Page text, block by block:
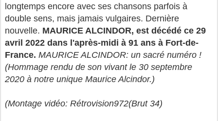
longtemps encore avec ses chansons parfois à
double sens, mais jamais vulgaires. Dernière
nouvelle. MAURICE ALCINDOR, est décédé ce 29
avril 2022 dans l'après-midi à 91 ans à Fort-de-
France. MAURICE ALCINDOR: un sacré numéro !
(Hommage rendu de son vivant le 30 septembre
2020 à notre unique Maurice Alcindor.)
(Montage vidéo: Rétrovision972(Brut 34)